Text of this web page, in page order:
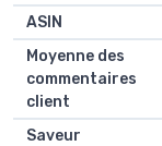
ASIN
Moyenne des
commentaires
client
Saveur